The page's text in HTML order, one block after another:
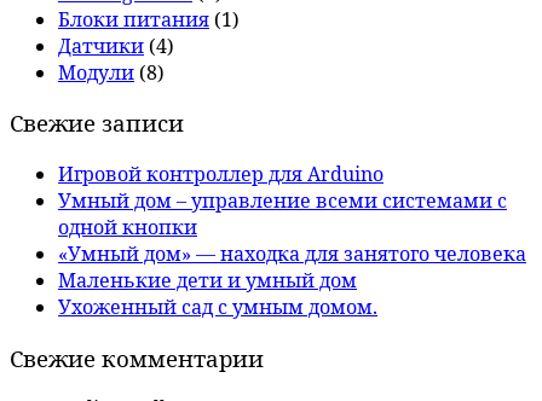
Блоки питания (1)
Датчики (4)
Модули (8)
Свежие записи
Игровой контроллер для Arduino
Умный дом – управление всеми системами с
одной кнопки
«Умный дом» — находка для занятого человека
Маленькие дети и умный дом
Ухоженный сад с умным домом.
Свежие комментарии